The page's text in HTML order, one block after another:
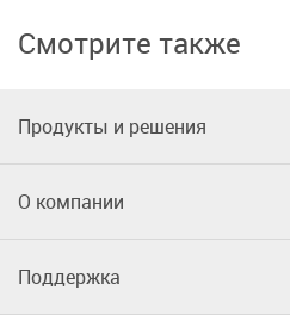
Смотрите также
Продукты и решения
О компании
Поддержка